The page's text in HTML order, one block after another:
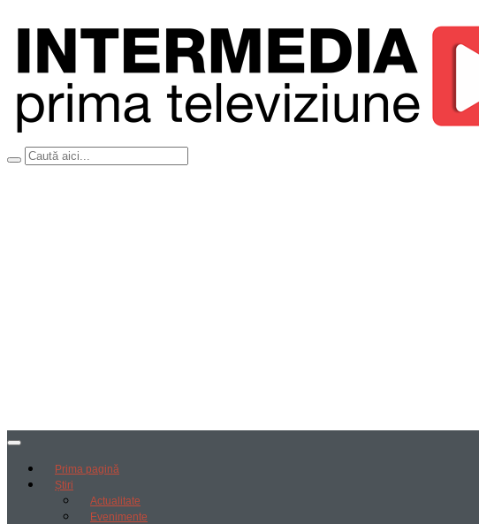
Prima pagină
Știri
Actualitate
Evenimente